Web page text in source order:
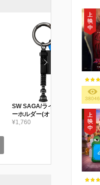
SW SAGA/ライトセーバーキ
ーホルダー(オビ=ワン･ケノ
ービ)
¥1,760
38046